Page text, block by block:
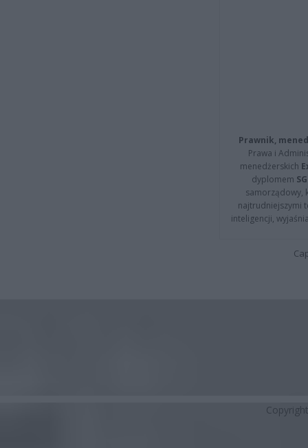
Prawnik,
Prawa i
menedżerskich
dyplomem
samorządowy,
najtrudniejszymi
inteligencji,